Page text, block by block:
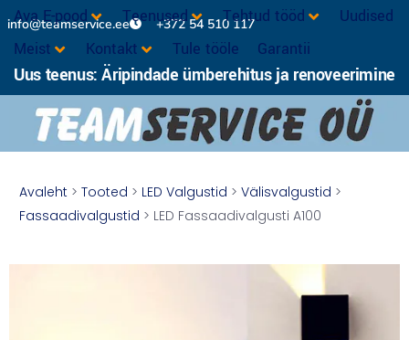
info@teamservice.ee +372 54 510 117
Ava E-pood Teenused Tehtud tööd
Uudised
Meist
Kontakt Tule tööle Garantii
Uus teenus: Äripindade ümberehitus ja renoveerimine
Avaleht > Tooted > LED Valgustid > Välisvalgustid >
Fassaadivalgustid > LED Fassaadivalgusti A100